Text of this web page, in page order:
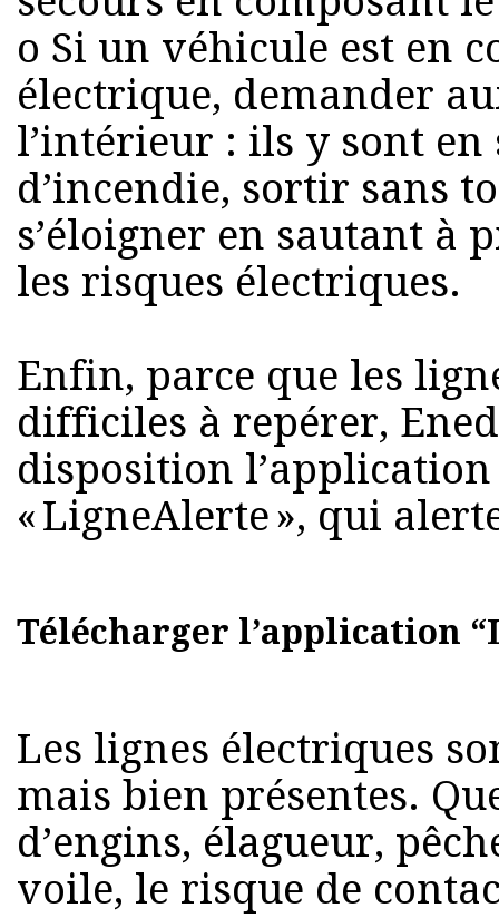
o Si un véhicule est en
électrique, demander
l’intérieur : ils y sont en
d’incendie, sortir sans
s’éloigner en sautant
les risques électriques.
Enfin, parce que les
difficiles à repérer,
disposition
« LigneAlerte », qui
Télécharger l’application
Les lignes électriques
mais bien présentes.
d’engins, élagueur,
voile, le risque de